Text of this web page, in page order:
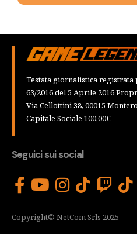
Testata giornalistica
63/2016 del 5 Aprile 2016
Via Cellottini 38, 00015
Capitale Sociale 100,00€
Seguici sui social
Copyright© NetCom Srls 2025